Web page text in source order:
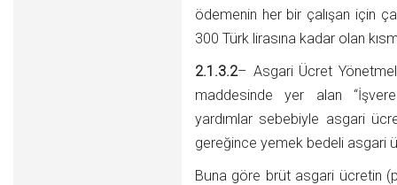
ödemenin her bir çalışan için
300 Türk lirasına kadar olan
2.1.3.2– Asgari Ücret
maddesinde yer alan
yardımlar sebebiyle asgari
gereğince yemek bedeli asgari
Buna göre brüt asgari ücretin